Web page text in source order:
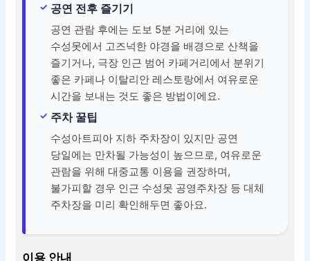
공연 전후 즐기기
공연 관람 후에는 도보 5분 거리에 있는
수성못에서 고즈넉한 야경을 배경으로 산책을
즐기거나, 극장 인근 범어 카페거리에서 분위기
좋은 카페나 이탈리안 레스토랑에서 여유로운
시간을 보내는 것도 좋은 방법이에요.
주차 꿀팁
수성아트피아 지하 주차장이 있지만 공연
당일에는 만차될 가능성이 높으므로, 여유로운
관람을 위해 대중교통 이용을 권장하며,
불가피할 경우 인근 수성못 공영주차장 등 대체
주차장을 미리 확인해두면 좋아요.
이용 안내